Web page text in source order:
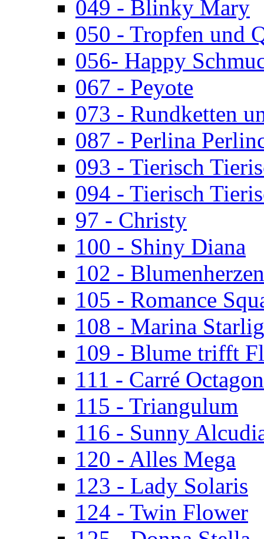
049 - Blinky Mary
050 - Tropfen und
056- Happy
067 - Peyote
073 - Rundketten
087 - Perlina
093 - Tierisch
094 - Tierisch
97 - Christy
100 - Shiny Diana
102 - Blumenherzen
105 - Romance
108 - Marina
109 - Blume trifft
111 - Carré Octagon
115 - Triangulum
116 - Sunny
120 - Alles Mega
123 - Lady Solaris
124 - Twin Flower